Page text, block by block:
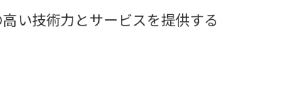
い技術力とサービスを提供する